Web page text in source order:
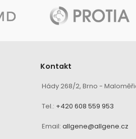
Kontakt
Hády 268/2, Brno -
Tel.: +420 608 559 953
Email: allgene@allgene.cz